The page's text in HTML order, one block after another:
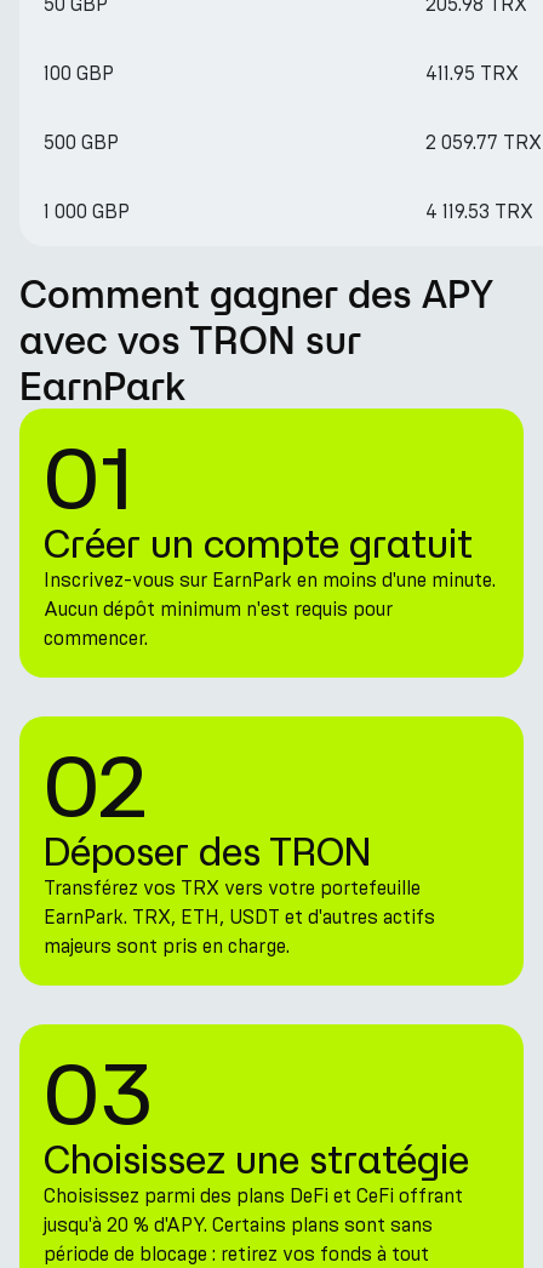
100 GBP 411.95 TRX
500 GBP 2 059.77 TRX
1 000 GBP 4 119.53 TRX
Comment gagner des APY
avec vos TRON sur
EarnPark
01
Créer un compte gratuit
Inscrivez-vous sur EarnPark en moins d'une minute.
Aucun dépôt minimum n'est requis pour
commencer.
02
Déposer des TRON
Transférez vos TRX vers votre portefeuille
EarnPark. TRX, ETH, USDT et d'autres actifs
majeurs sont pris en charge.
03
Choisissez une stratégie
Choisissez parmi des plans DeFi et CeFi offrant
jusqu'à 20 % d'APY. Certains plans sont sans
période de blocage : retirez vos fonds à tout